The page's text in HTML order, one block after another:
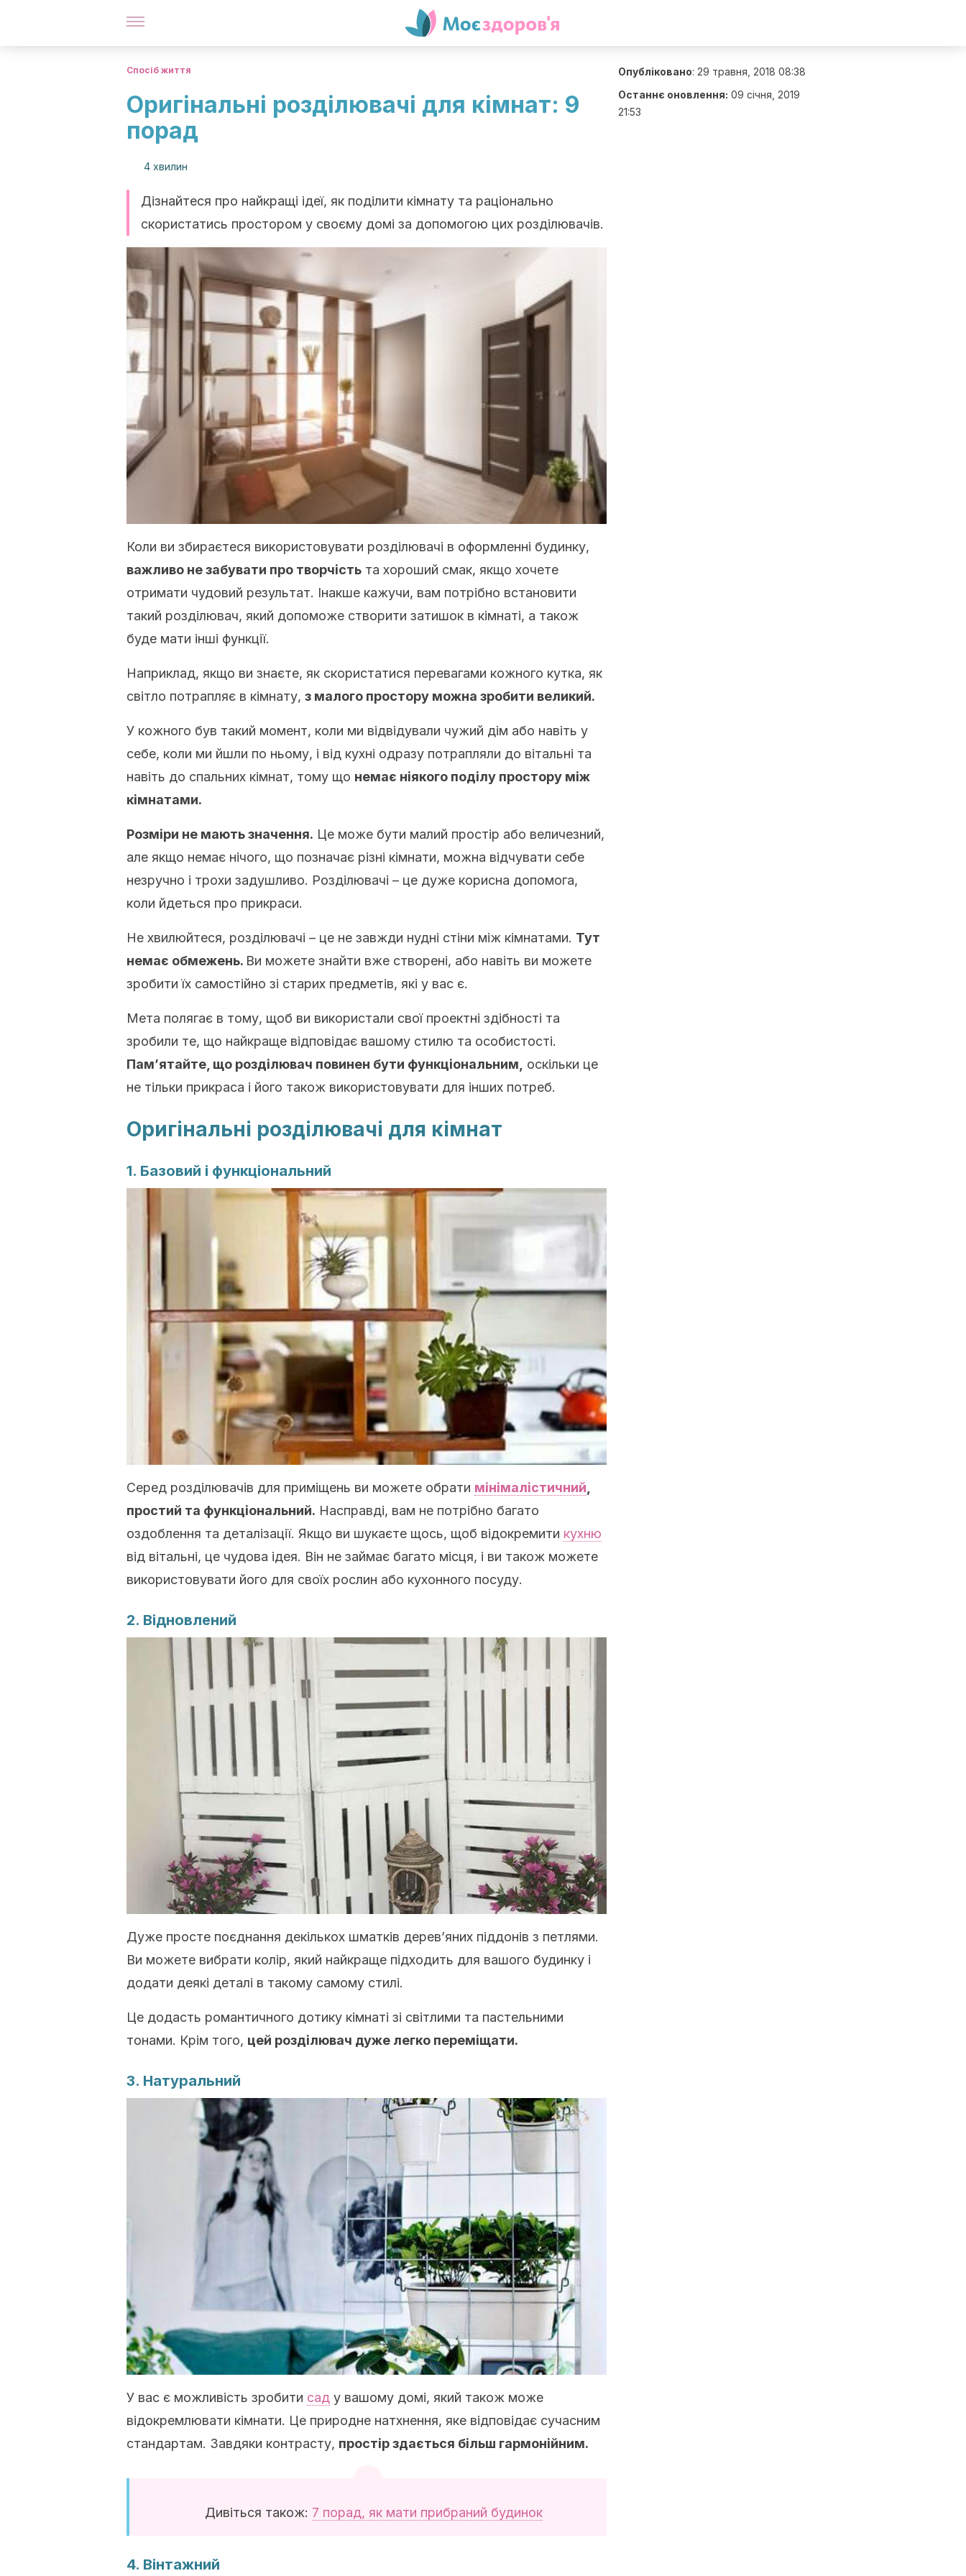
Спосіб життя
Оригінальні розділювачі для кімнат: 9
порад
4 хвилин
Дізнайтеся про найкращі ідеї, як поділити кімнату та раціонально
скористатись простором у своєму домі за допомогою цих розділювачів.
Коли ви збираєтеся використовувати розділювачі в оформленні будинку,
важливо не забувати про творчість та хороший смак, якщо хочете
отримати чудовий результат. Інакше кажучи, вам потрібно встановити
такий розділювач, який допоможе створити затишок в кімнаті, а також
буде мати інші функції.
Наприклад, якщо ви знаєте, як скористатися перевагами кожного кутка, як
світло потрапляє в кімнату, з малого простору можна зробити великий.
У кожного був такий момент, коли ми відвідували чужий дім або навіть у
себе, коли ми йшли по ньому, і від кухні одразу потрапляли до вітальні та
навіть до спальних кімнат, тому що немає ніякого поділу простору між
кімнатами.
Розміри не мають значення. Це може бути малий простір або величезний,
але якщо немає нічого, що позначає різні кімнати, можна відчувати себе
незручно і трохи задушливо. Розділювачі – це дуже корисна допомога,
коли йдеться про прикраси.
Не хвилюйтеся, розділювачі – це не завжди нудні стіни між кімнатами. Тут
немає обмежень. Ви можете знайти вже створені, або навіть ви можете
зробити їх самостійно зі старих предметів, які у вас є.
Мета полягає в тому, щоб ви використали свої проектні здібності та
зробили те, що найкраще відповідає вашому стилю та особистості.
Пам’ятайте, що розділювач повинен бути функціональним,
оскільки це
не тільки прикраса і його також використовувати для інших потреб.
Оригінальні розділювачі для кімнат
1. Базовий і функціональний
Серед розділювачів для приміщень ви можете обрати мінімалістичний
простий та функціональний. Насправді, вам не потрібно багато
оздоблення та деталізації. Якщо ви шукаєте щось, щоб відокремити кухню
від вітальні, це чудова ідея. Він не займає багато місця, і ви також можете
використовувати його для своїх рослин або кухонного посуду.
2. Відновлений
Дуже просте поєднання декількох шматків дерев’яних піддонів з петлями.
Ви можете вибрати колір, який найкраще підходить для вашого будинку і
додати деякі деталі в такому самому стилі.
Це додасть романтичного дотику кімнаті зі світлими та пастельними
тонами. Крім того, цей розділювач дуже легко переміщати.
3. Натуральний
У вас є можливість зробити сад у вашому домі, який також може
відокремлювати кімнати. Це природне натхнення, яке відповідає сучасним
стандартам. Завдяки контрасту, простір здається більш гармонійним.
Дивіться також: 7 порад, як мати прибраний будинок
4. Вінтажний
Опубліковано: 29 травня, 2018 08:38
Останнє оновлення: 09 січня, 2019
21:53